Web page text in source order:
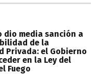
dio media sanción a
de la
Privada: el Gobierno
en la Ley del
Fuego